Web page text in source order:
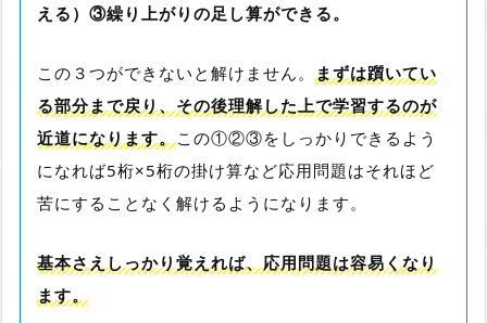
える）③繰り上がりの足し算ができる。
この３つができないと解けません。 まずは躓いてい
る部分まで戻り、その後理解した上で学習するのが
近道になります。この①②③をしっかりできるよう
になれば5桁×5桁の掛け算など応用問題はそれほど
苦にすることなく解けるようになります。
基本さえしっかり覚えれば、応用問題は容易くなり
ます。